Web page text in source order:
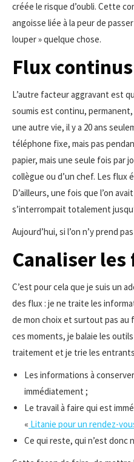
créée le risque d’oubli. Cette
angoisse liée à la peur de
louper » quelque chose.
Flux continus
L’autre facteur aggravant est
soumis est continu,
une autre vie, il y a 20 ans
téléphone fixe, mais pas
papier, mais une seule fois par
collègue ou d’un chef. Les flux
D’ailleurs, une fois que l’on
s’interrompait totalement
Aujourd’hui, si l’on n’y prend
Canaliser
C’est pour cela que je suis un
des flux : je ne traite les
de mon choix et surtout pas au
ces moments, je balaie les
traitement et je trie les
Les informations à
immédiatement ;
Le travail à faire qui est
« Litanie pour un rendez-
Ce qui reste, qui n’est donc